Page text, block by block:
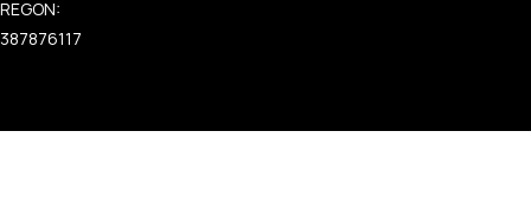
REGON:
387876117